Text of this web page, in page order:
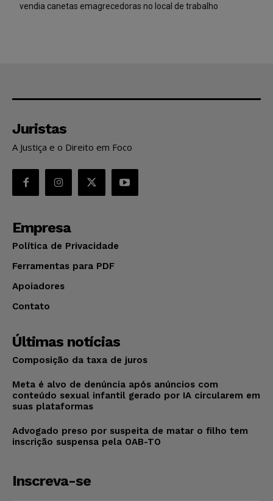
vendia canetas emagrecedoras no local de trabalho
Juristas
A Justiça e o Direito em Foco
Empresa
Política de Privacidade
Ferramentas para PDF
Apoiadores
Contato
Últimas notícias
Composição da taxa de juros
Meta é alvo de denúncia após anúncios com
conteúdo sexual infantil gerado por IA circularem em
suas plataformas
Advogado preso por suspeita de matar o filho tem
inscrição suspensa pela OAB-TO
Inscreva-se